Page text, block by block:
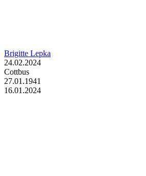
Brigitte Lepka
24.02.2024
Cottbus
27.01.1941
16.01.2024